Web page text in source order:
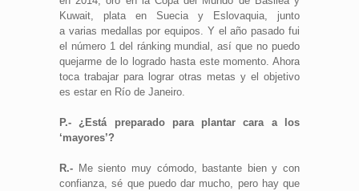
Kuwait, plata en Suecia y Eslovaquia, junto
a varias medallas por equipos. Y el año pasado fui
el número 1 del ránking mundial, así que no puedo
quejarme de lo logrado hasta este momento. Ahora
toca trabajar para lograr otras metas y el objetivo
es estar en Río de Janeiro.
P.- ¿Está preparado para plantar cara a los
‘mayores’?
R.- Me siento muy cómodo, bastante bien y con
confianza, sé que puedo dar mucho, pero hay que